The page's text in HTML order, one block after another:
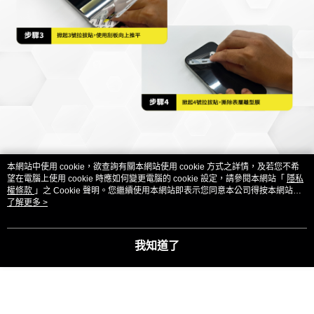
本網站中使用 cookie，欲查詢有關本網站使用 cookie 方式之詳情，及若您不希
望在電腦上使用 cookie 時應如何變更電腦的 cookie 設定，請參閱本網站「 隱私
權條款 」之 Cookie 聲明。您繼續使用本網站即表示您同意本公司得按本網站使
用條款之 Cookie 聲明使用 cookie。
了解更多 >
我知道了